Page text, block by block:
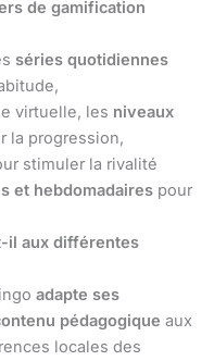
de gamification
séries quotidiennes
virtuelle, les niveaux
la progression,
stimuler la rivalité
et hebdomadaires pour
il aux différentes
adapte ses
pédagogique aux
locales des